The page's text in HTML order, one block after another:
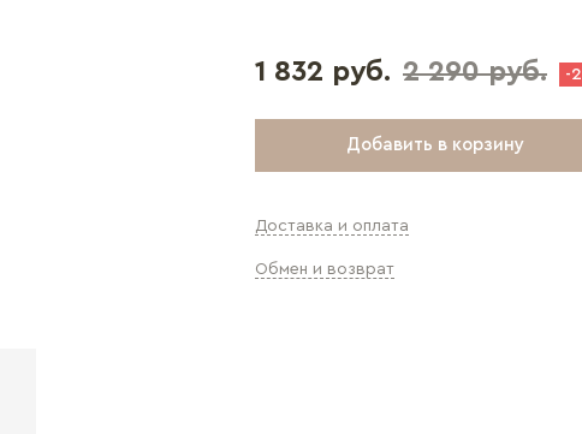
1 832 руб. 2 290 руб. -
Добавить в корзину
Доставка и оплата
Обмен и возврат